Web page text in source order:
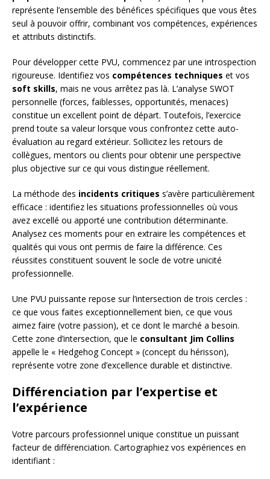
représente l’ensemble des bénéfices spécifiques que vous êtes
seul à pouvoir offrir, combinant vos compétences, expériences
et attributs distinctifs.
Pour développer cette PVU, commencez par une introspection
rigoureuse. Identifiez vos compétences techniques et vos
soft skills, mais ne vous arrêtez pas là. L’analyse SWOT
personnelle (forces, faiblesses, opportunités, menaces)
constitue un excellent point de départ. Toutefois, l’exercice
prend toute sa valeur lorsque vous confrontez cette auto-
évaluation au regard extérieur. Sollicitez les retours de
collègues, mentors ou clients pour obtenir une perspective
plus objective sur ce qui vous distingue réellement.
La méthode des incidents critiques s’avère particulièrement
efficace : identifiez les situations professionnelles où vous
avez excellé ou apporté une contribution déterminante.
Analysez ces moments pour en extraire les compétences et
qualités qui vous ont permis de faire la différence. Ces
réussites constituent souvent le socle de votre unicité
professionnelle.
Une PVU puissante repose sur l’intersection de trois cercles :
ce que vous faites exceptionnellement bien, ce que vous
aimez faire (votre passion), et ce dont le marché a besoin.
Cette zone d’intersection, que le consultant Jim Collins
appelle le « Hedgehog Concept » (concept du hérisson),
représente votre zone d’excellence durable et distinctive.
Différenciation par l’expertise et
l’expérience
Votre parcours professionnel unique constitue un puissant
facteur de différenciation. Cartographiez vos expériences en
identifiant :